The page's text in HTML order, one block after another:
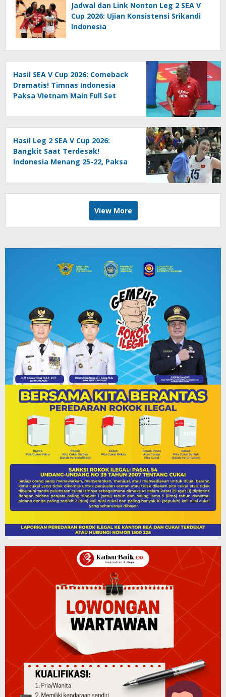
Jadwal dan Link Nonton Leg 2 SEA V
Cup 2026: Ujian Konsistensi Srikandi
Indonesia
Hasil SEA V Cup 2026: Comeback
Dramatis! Timnas Indonesia
Paksa Vietnam Main Full Set
Hasil Leg 2 SEA V Cup 2026:
Bangkit Saat Terdesak!
Indonesia Menang 25-22, Paksa
View More